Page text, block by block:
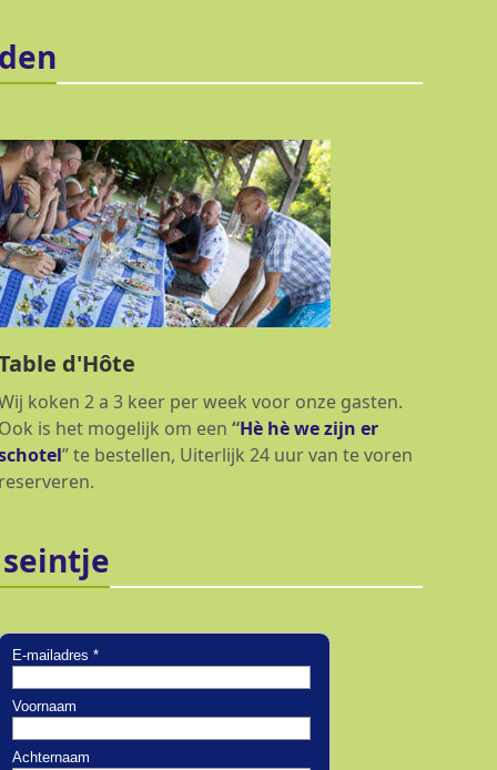
d'Hôte
koken 2 a 3 keer per week voor onze gasten.
is het mogelijk om een “Hè hè we zijn er
” te bestellen, Uiterlijk 24 uur van te voren